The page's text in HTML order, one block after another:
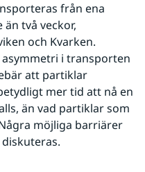
från ena
två veckor,
och Kvarken.
i transporten
att partiklar
mer tid att nå en
än vad partiklar som
möjliga barriärer